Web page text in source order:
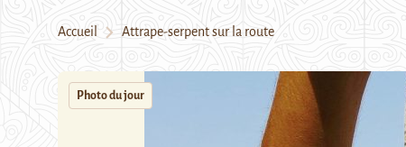
Accueil Attrape-serpent sur la route
Photo du jour